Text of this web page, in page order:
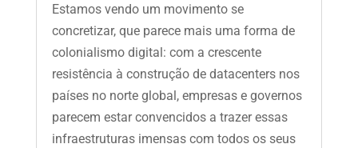
Estamos vendo um movimento se
concretizar, que parece mais uma forma de
colonialismo digital: com a crescente
resistência à construção de datacenters nos
países no norte global, empresas e governos
parecem estar convencidos a trazer essas
infraestruturas imensas com todos os seus